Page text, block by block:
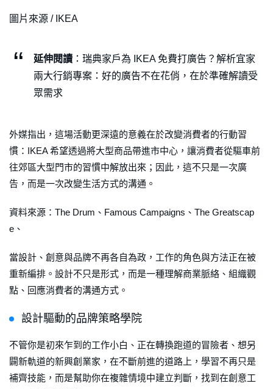
圖片來源 / IKEA
延伸閱讀 ：瑞典家戶為 IKEA 免費打廣告？解析宜家
兩大行銷專案：好的廣告不在花俏，在於準確解讀受
眾需求
外媒指出，這場活動更深遠的意義在於改變消費者的行動習
慣：IKEA 希望透過將大型商品帶進市中心，讓消費者從驅車前
往郊區大型門市的習慣中解放出來；因此，這不只是一次廣
告，而是一次改變生活方式的溝通。
資料來源：The Drum、Famous Campaigns、The Greatscap
e、
當設計、創意與品牌不再各自為政，工作的角色與方法正在被
重新編排。設計不只是形式，而是一種理解商業脈絡、組織觀
點、回應消費者的溝通方式。
設計驅動的品牌策略學院
不管你是初來乍到的工作小白、正在轉換跑道的冒險者、想另
闢新軌道的新興創業家，在不斷前進的道路上，學習不再只是
補齊技能，而是幫助你在複雜情境中建立判斷，找到在創意工